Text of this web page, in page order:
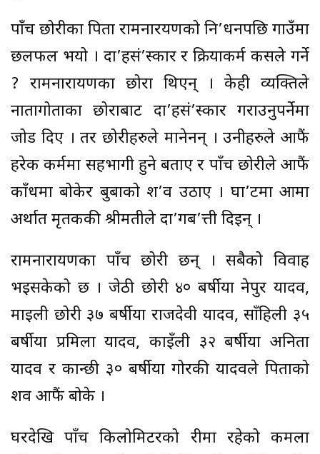
पाँच छोरीका पिता रामनारयणको नि’धनपछि गाउँमा
छलफल भयो । दा’हसं’स्कार र क्रियाकर्म कसले गर्ने
? रामनारायणका छोरा थिएन् । केही व्यक्तिले
नातागोताका छोराबाट दा’हसं’स्कार गराउनुपर्नेमा
जोड दिए । तर छोरीहरुले मानेनन् । उनीहरुले आफैं
हरेक कर्ममा सहभागी हुने बताए र पाँच छोरीले आफैं
काँधमा बोकेर बुबाको श’व उठाए । घा’टमा आमा
अर्थात मृतककी श्रीमतीले दा’गब’त्ती दिइन् ।
रामनारायणका पाँच छोरी छन् । सबैको विवाह
भइसकेको छ । जेठी छोरी ४० बर्षीया नेपुर यादव,
माइली छोरी ३७ बर्षीया राजदेवी यादव, साँहिली ३५
बर्षीया प्रमिला यादव, काइँली ३२ बर्षीया अनिता
यादव र कान्छी ३० बर्षीया गोरकी यादवले पिताको
शव आफैं बोके ।
घरदेखि पाँच किलोमिटरको दूरीमा रहेको कमला